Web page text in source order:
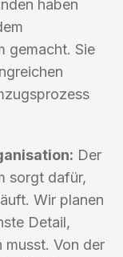
haben
gemacht. Sie
Der
sorgt dafür,
Wir planen
Detail,
musst. Von der